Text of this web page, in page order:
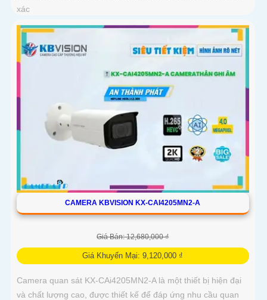
xác
CAMERA KBVISION KX-CAI4205MN2-A
Giá Bán: 12,680,000 ₫
Giá Khuyến Mại: 9,120,000 ₫
Camera quan sát KX-CAi4205MN2-A là một thiết bị hiện đại
và chất lượng cao, được thiết kế để đáp ứng nhu cầu quan